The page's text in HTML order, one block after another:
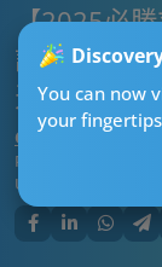
You can now
your
【2025必
試問題！專
天書 大大
CTgoodjobs’ Editor
Published:
Updated: